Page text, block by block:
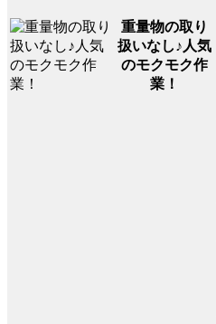
重量物の取り
扱いなし♪人気
のモクモク作
業！